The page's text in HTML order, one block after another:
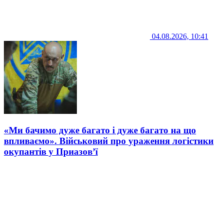
04.08.2026, 10:41
«Ми бачимо дуже багато і дуже багато на що
впливаємо». Військовий про ураження логістики
окупантів у Приазов’ї